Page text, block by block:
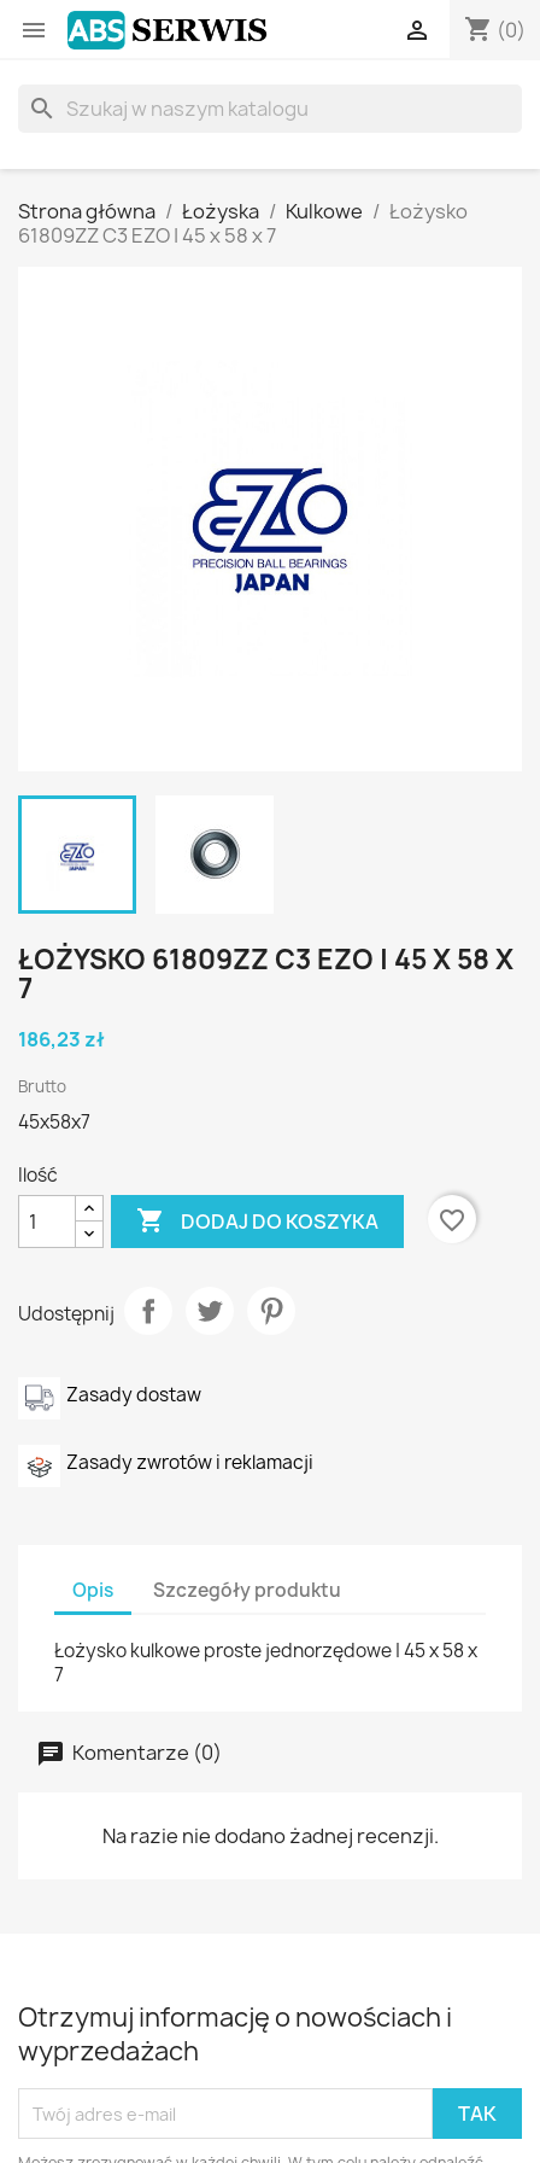
 shopping_cart (0)

search
Strona główna Łożyska Kulkowe
Łożysko
61809ZZ C3 EZO | 45 x 58 x 7
ŁOŻYSKO 61809ZZ C3 EZO | 45 X 58 X
7
186,23 zł
Brutto
45x58x7
Ilość
 DODAJ DO KOSZYKA favorite_border
Udostępnij
Zasady dostaw
Zasady zwrotów i reklamacji
Opis Szczegóły produktu
Łożysko kulkowe proste jednorzędowe | 45 x 58 x
7
Komentarze (0)
Na razie nie dodano żadnej recenzji.
Otrzymuj informację o nowościach i
wyprzedażach